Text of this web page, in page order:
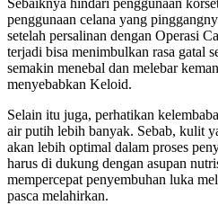
Sebaiknya hindari penggunaan
penggunaan celana yang
setelah persalinan dengan Operasi
terjadi bisa menimbulkan rasa gatal
semakin menebal dan melebar
menyebabkan Keloid.
Selain itu juga, perhatikan
air putih lebih banyak. Sebab, kulit
akan lebih optimal dalam proses
harus di dukung dengan asupan
mempercepat penyembuhan luka
pasca melahirkan.